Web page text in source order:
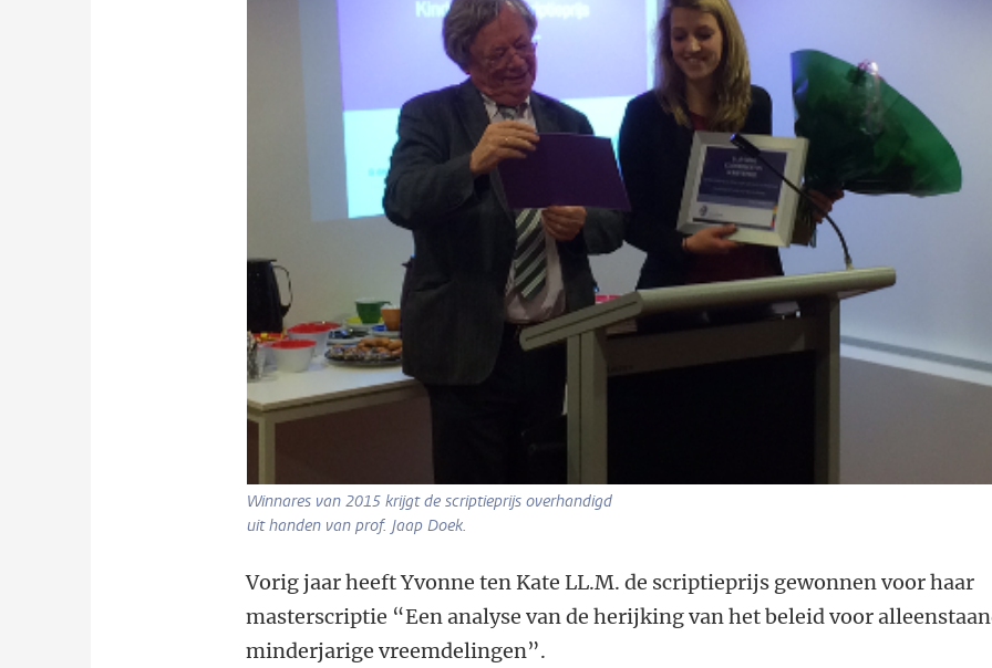
Winnares van 2015 krijgt de scriptieprijs overhandigd
uit handen van prof. Jaap Doek.
Vorig jaar heeft Yvonne ten Kate LL.M. de scriptieprijs gewonnen voor haar
masterscriptie “Een analyse van de herijking van het beleid voor
minderjarige vreemdelingen”.